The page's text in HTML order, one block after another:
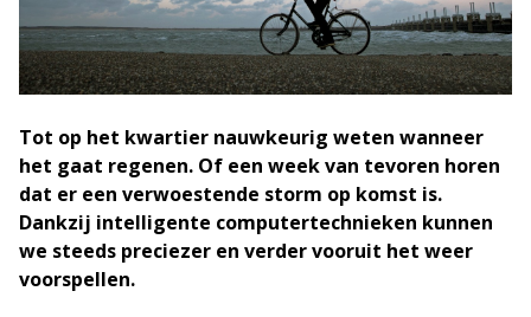
Tot op het kwartier nauwkeurig weten wanneer
het gaat regenen. Of een week van tevoren horen
dat er een verwoestende storm op komst is.
Dankzij intelligente computertechnieken kunnen
we steeds preciezer en verder vooruit het weer
voorspellen.